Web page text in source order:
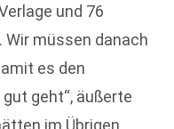
und 76
Wir müssen danach
es den
geht“, äußerte
im Übrigen